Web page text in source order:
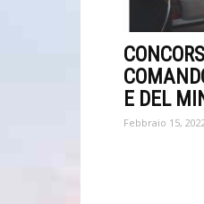
E DEL
Febbraio 15,